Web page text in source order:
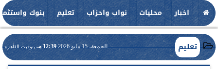
اخبار محليات نواب واحزاب تعليم بنوك
تعليم الجمعة، 15 مايو 2026 12:39 مـ بتوقيت القاهرة